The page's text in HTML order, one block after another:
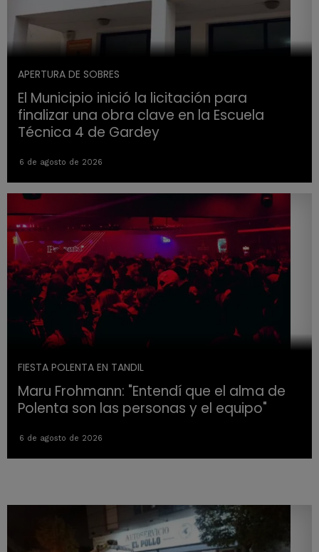
APERTURA DE SOBRES
El Municipio inició la licitación para
finalizar una obra clave en la Escuela
Técnica 4 de Gardey
6 de agosto de 2026
FIESTA POLENTA EN TANDIL
Maru Frohmann: "Entendí que el alma de
Polenta son las personas y el equipo"
6 de agosto de 2026